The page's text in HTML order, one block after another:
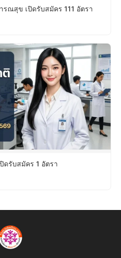
รณสุข เปิดรับสมัคร 111 อัตรา
ดรับสมัคร 1 อัตรา